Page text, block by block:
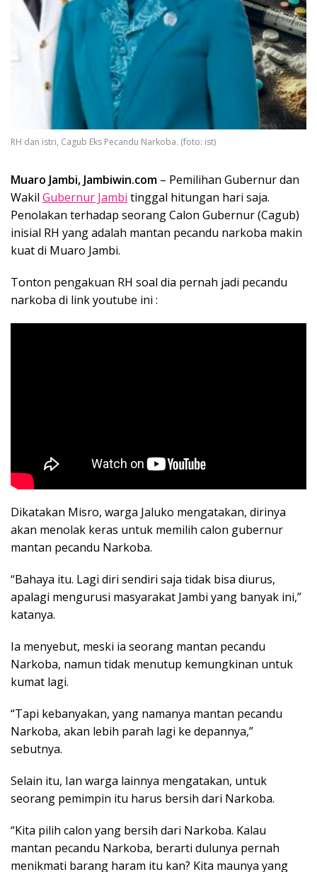
RH dan istri, Cagub Eks Pecandu Narkoba. (foto: ist)
Muaro Jambi, Jambiwin.com – Pemilihan Gubernur dan
Wakil Gubernur Jambi tinggal hitungan hari saja.
Penolakan terhadap seorang Calon Gubernur (Cagub)
inisial RH yang adalah mantan pecandu narkoba makin
kuat di Muaro Jambi.
Tonton pengakuan RH soal dia pernah jadi pecandu
narkoba di link youtube ini :
Dikatakan Misro, warga Jaluko mengatakan, dirinya
akan menolak keras untuk memilih calon gubernur
mantan pecandu Narkoba.
“Bahaya itu. Lagi diri sendiri saja tidak bisa diurus,
apalagi mengurusi masyarakat Jambi yang banyak ini,”
katanya.
Ia menyebut, meski ia seorang mantan pecandu
Narkoba, namun tidak menutup kemungkinan untuk
kumat lagi.
“Tapi kebanyakan, yang namanya mantan pecandu
Narkoba, akan lebih parah lagi ke depannya,”
sebutnya.
Selain itu, Ian warga lainnya mengatakan, untuk
seorang pemimpin itu harus bersih dari Narkoba.
“Kita pilih calon yang bersih dari Narkoba. Kalau
mantan pecandu Narkoba, berarti dulunya pernah
menikmati barang haram itu kan? Kita maunya yang